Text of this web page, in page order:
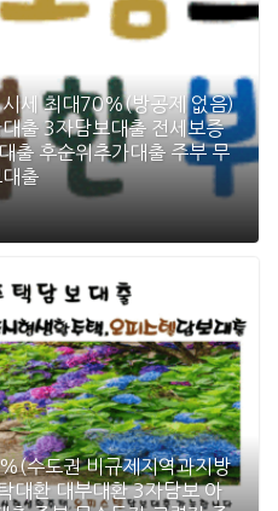
시세 최대70%(방공제 없음)
출 3자담보대출 전세보증
출 후순위추가대출 주부 무
출
수도권 비규제지역과지방
대환 대부대환 3자담보 아